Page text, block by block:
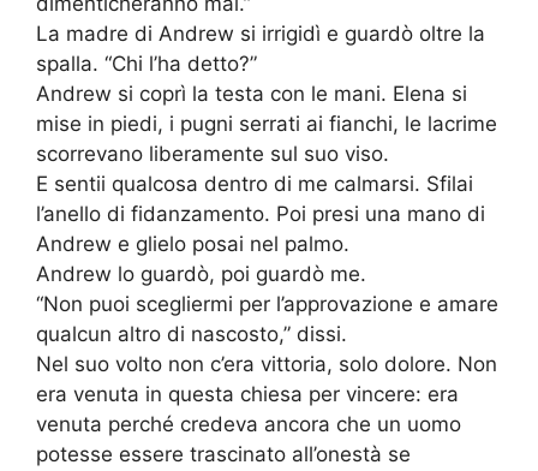
La madre di Andrew si irrigidì e guardò oltre la
spalla. “Chi l’ha detto?”
Andrew si coprì la testa con le mani. Elena si
mise in piedi, i pugni serrati ai fianchi, le lacrime
scorrevano liberamente sul suo viso.
E sentii qualcosa dentro di me calmarsi. Sfilai
l’anello di fidanzamento. Poi presi una mano di
Andrew e glielo posai nel palmo.
Andrew lo guardò, poi guardò me.
“Non puoi scegliermi per l’approvazione e amare
qualcun altro di nascosto,” dissi.
Nel suo volto non c’era vittoria, solo dolore. Non
era venuta in questa chiesa per vincere: era
venuta perché credeva ancora che un uomo
potesse essere trascinato all’onestà se